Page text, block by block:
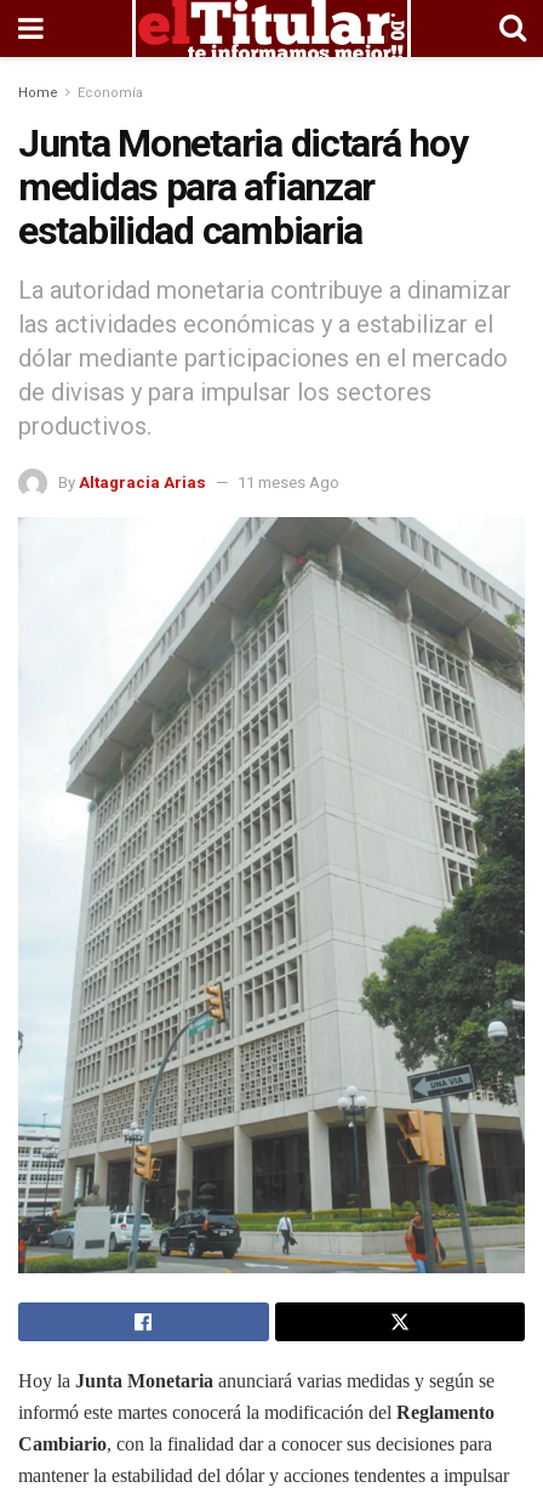
Home Economía
Junta Monetaria dictará hoy
medidas para afianzar
estabilidad cambiaria
La autoridad monetaria contribuye a dinamizar
las actividades económicas y a estabilizar el
dólar mediante participaciones en el mercado
de divisas y para impulsar los sectores
productivos.
By Altagracia Arias 11 meses Ago
Hoy la Junta Monetaria anunciará varias medidas y según se
informó este martes conocerá la modificación del Reglamento
Cambiario, con la finalidad dar a conocer sus decisiones para
mantener la estabilidad del dólar y acciones tendentes a impulsar